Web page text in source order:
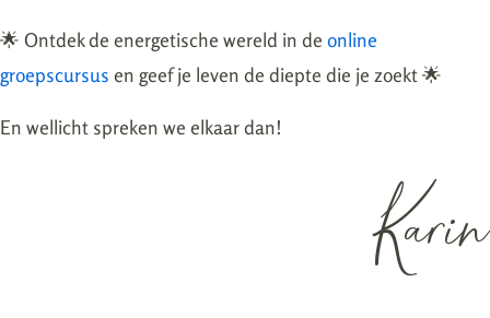
🌟 Ontdek de energetische wereld in de online
groepscursus en geef je leven de diepte die je zoekt 🌟
En wellicht spreken we elkaar dan!
Karin